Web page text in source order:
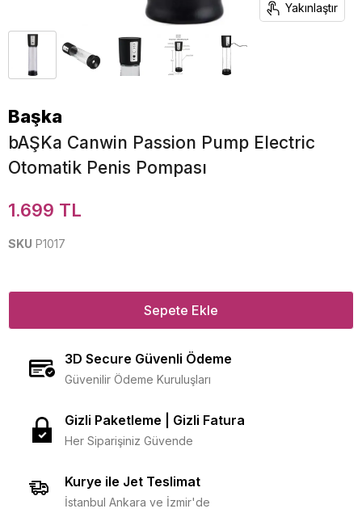
Yakınlaştır
Başka
bAŞKa Canwin Passion Pump Electric
Otomatik Penis Pompası
1.699 TL
SKU P1017
Sepete Ekle
3D Secure Güvenli Ödeme
Güvenilir Ödeme Kuruluşları
Gizli Paketleme | Gizli Fatura
Her Siparişiniz Güvende
Kurye ile Jet Teslimat
İstanbul Ankara ve İzmir'de